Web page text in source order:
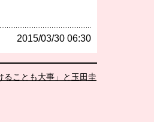
2015/03/30 06:30
ることも大事」と玉田圭